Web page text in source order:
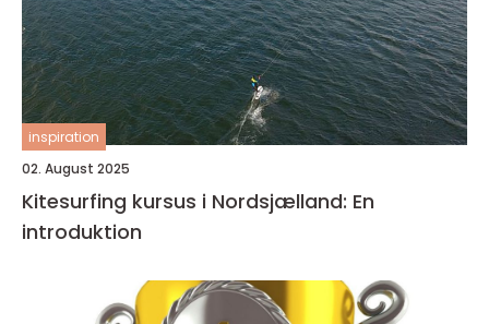
inspiration
02. August 2025
Kitesurfing kursus i Nordsjælland: En
introduktion